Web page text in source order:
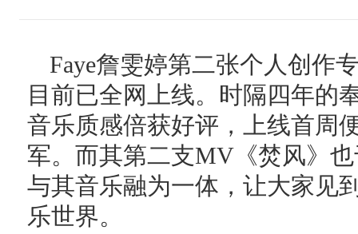
Faye詹雯婷第二张个人创作
目前已全网上线。时隔四年的
音乐质感倍获好评，上线首周
军。而其第二支MV《焚风》
与其音乐融为一体，让大家见
乐世界。